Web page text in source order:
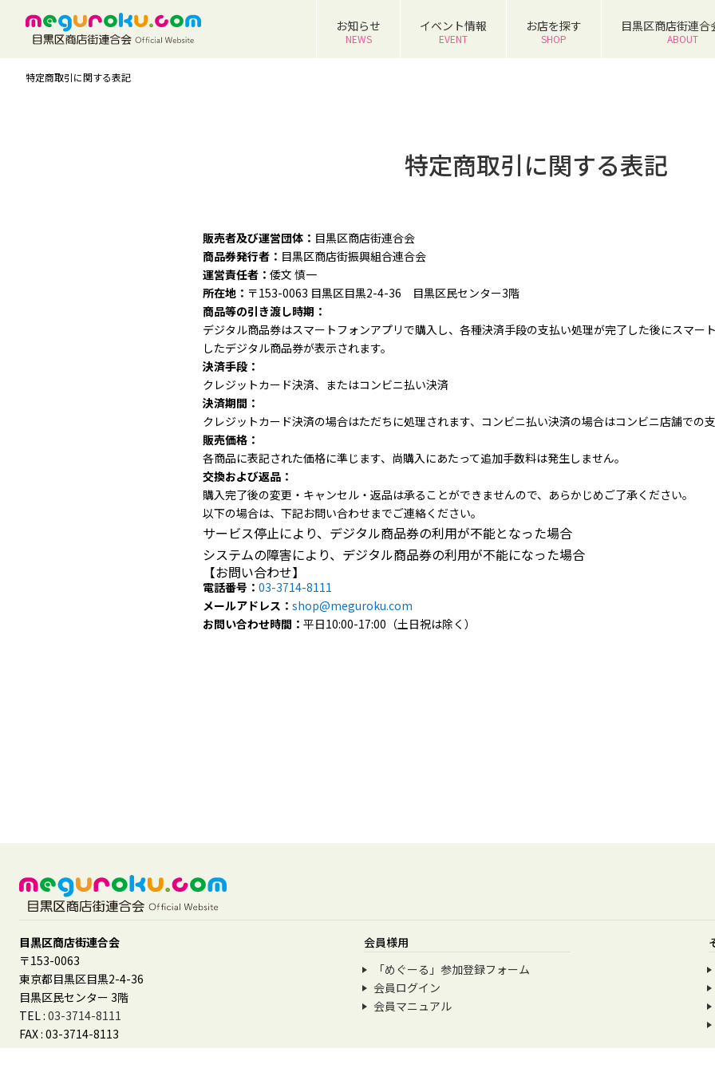
お知らせ
NEWS
イベント情報
EVENT
お店を探す
SHOP
目黒区商店街連合
ABOUT
特定商取引に関する表記
特定商取引に関する表記
販売者及び運営団体： 目黒区商店街連合会
商品券発行者： 目黒区商店街振興組合連合会
運営責任者： 倭文 慎一
所在地： 〒153-0063 目黒区目黒2-4-36 目黒区民センター3階
商品等の引き渡し時期：
デジタル商品券はスマートフォンアプリで購入し、各種決済手段の支払い処理が完了した後にスマー
したデジタル商品券が表示されます。
決済手段：
クレジットカード決済、またはコンビニ払い決済
決済期間：
クレジットカード決済の場合はただちに処理されます、コンビニ払い決済の場合はコンビニ店舗での支
販売価格：
各商品に表記された価格に準じます、尚購入にあたって追加手数料は発生しません。
交換および返品：
購入完了後の変更・キャンセル・返品は承ることができませんので、あらかじめご了承ください。
以下の場合は、下記お問い合わせまでご連絡ください。
サービス停止により、デジタル商品券の利用が不能となった場合
システムの障害により、デジタル商品券の利用が不能になった場合
【お問い合わせ】
電話番号： 03-3714-8111
メールアドレス： shop@meguroku.com
お問い合わせ時間： 平日10:00-17:00（土日祝は除く）
目黒区商店街連合会
〒153-0063
東京都目黒区目黒2-4-36
目黒区民センター 3階
TEL : 03-3714-8111
FAX : 03-3714-8113
会員様用
「めぐーる」参加登録フォーム
会員ログイン
会員マニュアル